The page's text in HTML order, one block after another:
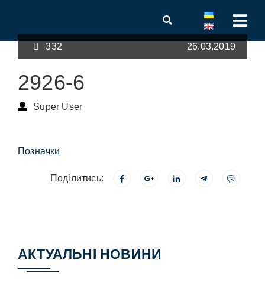
332 26.03.2019
2926-6
Super User
Позначки
Поділитись:
АКТУАЛЬНІ НОВИНИ